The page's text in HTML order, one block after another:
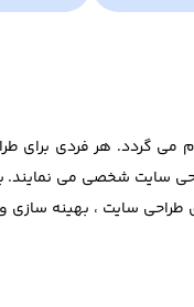
می گردد. هر فردی
سایت شخصی می
سایت ، بهینه سازی